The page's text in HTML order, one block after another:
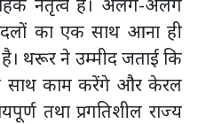
का एक साथ आना ही
थरूर ने उम्मीद जताई कि
काम करेंगे और केरल
तथा प्रगतिशील राज्य